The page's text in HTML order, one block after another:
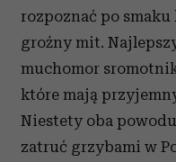
rozpoznać po
groźny mit.
muchomor
które mają
Niestety oba
zatruć grzybami w